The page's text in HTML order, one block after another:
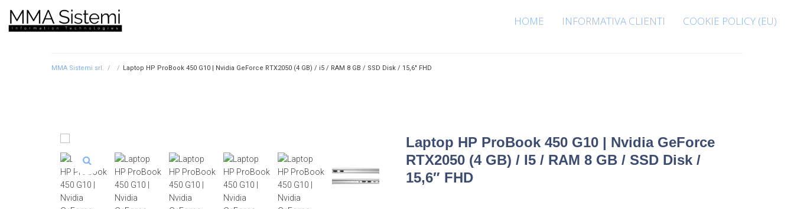
HOME INFORMATIVA CLIENTI COOKIE POLICY (EU)
MMA Sistemi srl. / / Laptop HP ProBook 450 G10 | Nvidia GeForce RTX2050 (4 GB) / i5 / RAM 8 GB / SSD Disk / 15,6″ FHD
Laptop HP ProBook 450 G10 | Nvidia GeForce
RTX2050 (4 GB) / I5 / RAM 8 GB / SSD Disk /
15,6″ FHD